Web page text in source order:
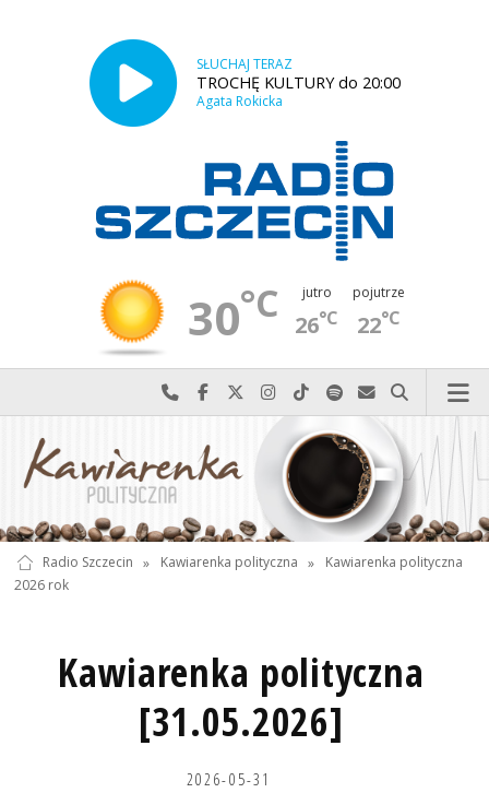
SŁUCHAJ TERAZ
TROCHĘ KULTURY do 20:00
Agata Rokicka
30°C jutro
26°C
pojutrze
22°C
Najlepiej po prostu do nas zadzwoń
Odwiedź nas na Facebook-u
Odwiedź nas na X
Odwiedź nas na Instagram-ie
Odwiedź nas na TikTok-u
Szukaj nas na Spotify
Wyślij do nas
Szukaj
Radio Szczecin » Kawiarenka polityczna »
Kawiarenka polityczna
2026 rok
Kawiarenka polityczna
[31.05.2026]
2026-05-31